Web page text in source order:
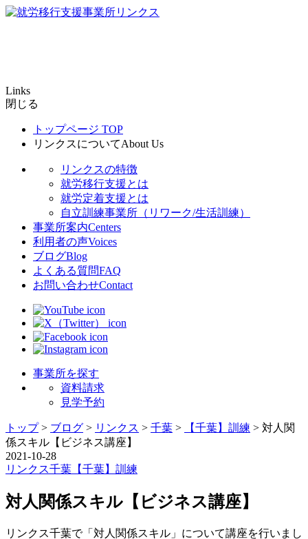
Links
閉じる
トップページ TOP
リンクスについてAbout Us
リンクスの特徴
就労移行支援とは
就労定着支援とは
自立訓練事業所（リワーク/生活訓練）
事業所案内Centers
利用者の声Voices
ブログBlog
よくある質問FAQ
お問い合わせContact
事業所を探す
資料請求
見学予約
トップ> ブログ > リンクス > 千葉 > 【千葉】訓練 > 対人関
係スキル【ビジネス講座】
2021-10-28
リンクス千葉 【千葉】訓練
対人関係スキル【ビジネス講座】
リンクス千葉で「対人関係スキル」について講座を行いまし